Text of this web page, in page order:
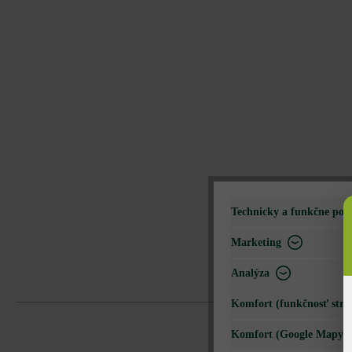
Technicky a funkčne
Marketing
Analýza
Komfort (funkčnosť
Komfort (Google Mapy)